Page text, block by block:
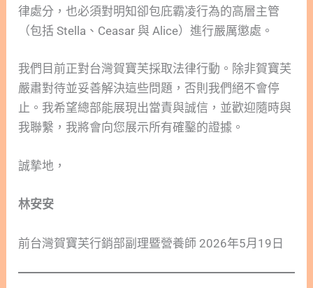
律處分，也必須對明知卻包庇霸凌行為的高層主管
（包括 Stella、Ceasar 與 Alice）進行嚴厲懲處。
我們目前正對台灣賀寶芙採取法律行動。除非賀寶芙
嚴肅對待並妥善解決這些問題，否則我們絕不會停
止。我希望總部能展現出當責與誠信，並歡迎隨時與
我聯繫，我將會向您展示所有確鑿的證據。
誠摯地，
林安安
前台灣賀寶芙行銷部副理暨營養師 2026年5月19日